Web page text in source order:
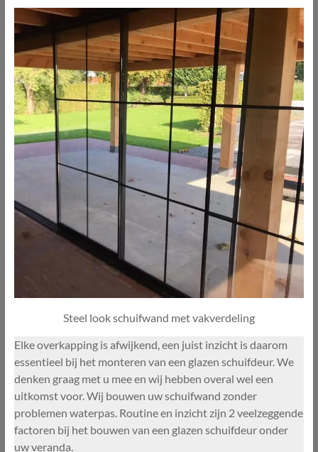
Steel look schuifwand met vakverdeling
Elke overkapping is afwijkend, een juist inzicht is daarom
essentieel bij het monteren van een glazen schuifdeur. We
denken graag met u mee en wij hebben overal wel een
uitkomst voor. Wij bouwen uw schuifwand zonder
problemen waterpas. Routine en inzicht zijn 2 veelzeggende
factoren bij het bouwen van een glazen schuifdeur onder
uw veranda.